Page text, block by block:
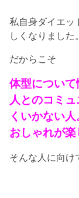
私自身ダイエッ
しくなりました。
だからこそ
体型について
人とのコミ
くいかない人
おしゃれが楽
そんな人に向け